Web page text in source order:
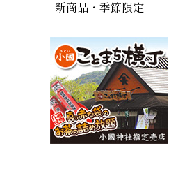
新商品・季節限定